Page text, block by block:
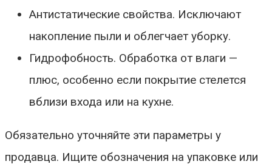
Антистатические свойства. Исключают
накопление пыли и облегчает уборку.
Гидрофобность. Обработка от влаги —
плюс, особенно если покрытие стелется
вблизи входа или на кухне.
Обязательно уточняйте эти параметры у
продавца. Ищите обозначения на упаковке или